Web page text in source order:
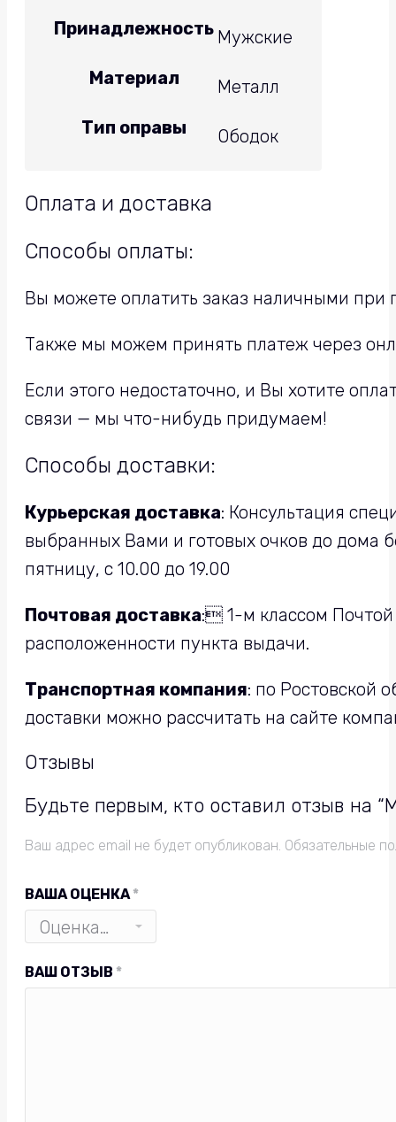
Принадлежность Мужские
Материал
Металл
Тип оправы
Ободок
Оплата и доставка
Способы оплаты:
Вы можете оплатить заказ наличными при
Также мы можем принять платеж через
Если этого недостаточно, и Вы хотите
связи — мы что-нибудь придумаем!
Способы доставки:
Курьерская доставка: Консультация
выбранных Вами и готовых очков до дома
пятницу, с 10.00 до 19.00
Почтовая доставка: 1-м классом Почтой
расположенности пункта выдачи.
Транспортная компания: по Ростовской
доставки можно рассчитать на сайте
Отзывы
Будьте первым, кто оставил отзыв на
Ваш адрес email не будет опубликован. Обязательные
ВАША ОЦЕНКА*
ВАШ ОТЗЫВ *